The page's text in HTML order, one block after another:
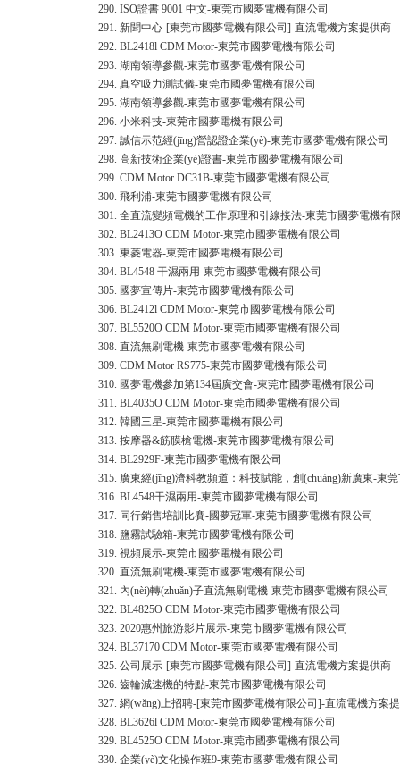
290. ISO證書 9001 中文-東莞市國夢電機有限公司
291. 新聞中心-[東莞市國夢電機有限公司]-直流電機方案提供商
292. BL2418l CDM Motor-東莞市國夢電機有限公司
293. 湖南領導參觀-東莞市國夢電機有限公司
294. 真空吸力測試儀-東莞市國夢電機有限公司
295. 湖南領導參觀-東莞市國夢電機有限公司
296. 小米科技-東莞市國夢電機有限公司
297. 誠信示范經(jīng)營認證企業(yè)-東莞市國夢電機有限公司
298. 高新技術企業(yè)證書-東莞市國夢電機有限公司
299. CDM Motor DC31B-東莞市國夢電機有限公司
300. 飛利浦-東莞市國夢電機有限公司
301. 全直流變頻電機的工作原理和引線接法-東莞市國夢電機有
302. BL2413O CDM Motor-東莞市國夢電機有限公司
303. 東菱電器-東莞市國夢電機有限公司
304. BL4548 干濕兩用-東莞市國夢電機有限公司
305. 國夢宣傳片-東莞市國夢電機有限公司
306. BL2412l CDM Motor-東莞市國夢電機有限公司
307. BL5520O CDM Motor-東莞市國夢電機有限公司
308. 直流無刷電機-東莞市國夢電機有限公司
309. CDM Motor RS775-東莞市國夢電機有限公司
310. 國夢電機參加第134屆廣交會-東莞市國夢電機有限公司
311. BL4035O CDM Motor-東莞市國夢電機有限公司
312. 韓國三星-東莞市國夢電機有限公司
313. 按摩器&筋膜槍電機-東莞市國夢電機有限公司
314. BL2929F-東莞市國夢電機有限公司
315. 廣東經(jīng)濟科教頻道：科技賦能，創(chuàng)新廣東-東
316. BL4548干濕兩用-東莞市國夢電機有限公司
317. 同行銷售培訓比賽-國夢冠軍-東莞市國夢電機有限公司
318. 鹽霧試驗箱-東莞市國夢電機有限公司
319. 視頻展示-東莞市國夢電機有限公司
320. 直流無刷電機-東莞市國夢電機有限公司
321. 內(nèi)轉(zhuǎn)子直流無刷電機-東莞市國夢電機有限公司
322. BL4825O CDM Motor-東莞市國夢電機有限公司
323. 2020惠州旅游影片展示-東莞市國夢電機有限公司
324. BL37170 CDM Motor-東莞市國夢電機有限公司
325. 公司展示-[東莞市國夢電機有限公司]-直流電機方案提供商
326. 齒輪減速機的特點-東莞市國夢電機有限公司
327. 網(wǎng)上招聘-[東莞市國夢電機有限公司]-直流電機方案
328. BL3626l CDM Motor-東莞市國夢電機有限公司
329. BL4525O CDM Motor-東莞市國夢電機有限公司
330. 企業(yè)文化操作班9-東莞市國夢電機有限公司